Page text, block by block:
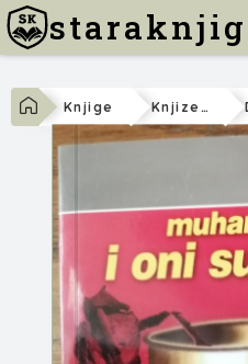
Knjige Knjizevnost